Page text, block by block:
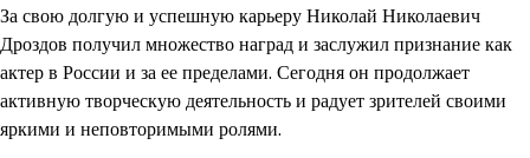
За свою долгую и успешную карьеру Николай Николаевич
Дроздов получил множество наград и заслужил признание как
актер в России и за ее пределами. Сегодня он продолжает
активную творческую деятельность и радует зрителей своими
яркими и неповторимыми ролями.